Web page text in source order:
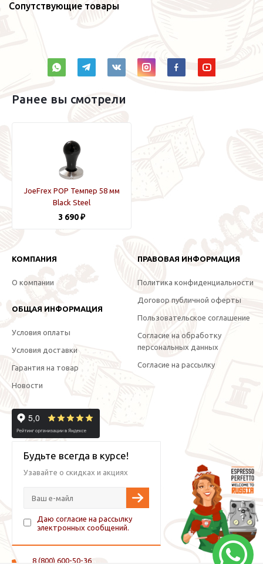
Сопутствующие товары
Ранее вы смотрели
JoeFrex POP Темпер 58 мм
Black Steel
3 690 ₽
КОМПАНИЯ
О компании
ОБЩАЯ ИНФОРМАЦИЯ
Условия оплаты
Условия доставки
Гарантия на товар
Новости
ПРАВОВАЯ ИНФОРМАЦИЯ
Политика конфиденциальности
Договор публичной оферты
Пользовательское соглашение
Согласие на обработку
персональных данных
Согласие на рассылку
Будьте всегда в курсе!
Узавайте о скидках и акциях
Даю согласие на рассылку
электронных сообщений.
8 (800) 600-50-36